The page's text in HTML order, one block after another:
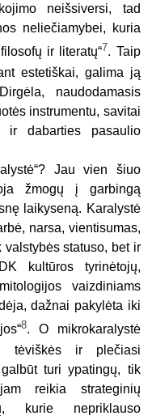
neišsiversi, tad
neliečiamybei, kuria
ir literatų“7. Taip
estetiškai, galima ją
naudodamasis
instrumentu, savitai
ir dabarties pasaulio
Jau vien šiuo
žmogų į garbingą
laikyseną. Karalystė
narsa, vientisumas,
statuso, bet ir
kultūros tyrinėtojų,
vaizdiniams
dažnai pakylėta iki
8. O mikrokaralystė
tėviškės ir plečiasi
turi ypatingų, tik
reikia strateginių
kurie nepriklauso